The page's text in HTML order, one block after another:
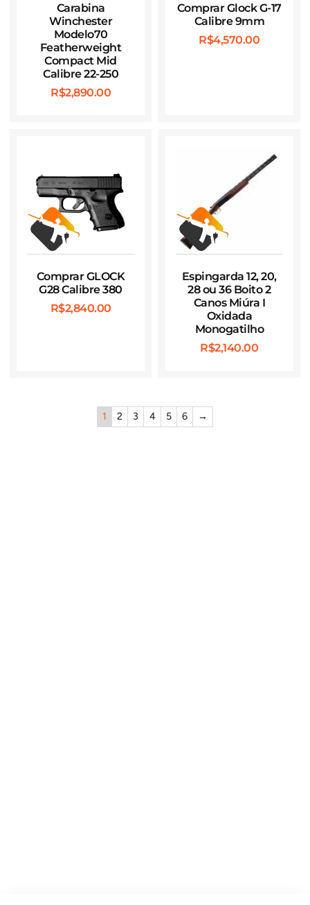
Carabina
Winchester
Modelo70
Featherweight
Compact Mid
Calibre 22-250
R$2,890.00
Comprar Glock G-17
Calibre 9mm
R$4,570.00
Comprar GLOCK
G28 Calibre 380
R$2,840.00
Espingarda 12, 20,
28 ou 36 Boito 2
Canos Miúra I
Oxidada
Monogatilho
R$2,140.00
1 2 3 4 5 6 →